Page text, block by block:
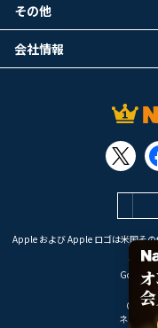
Apple および Apple ロゴは米国そ
Google
ネイティ
その他
会社情報